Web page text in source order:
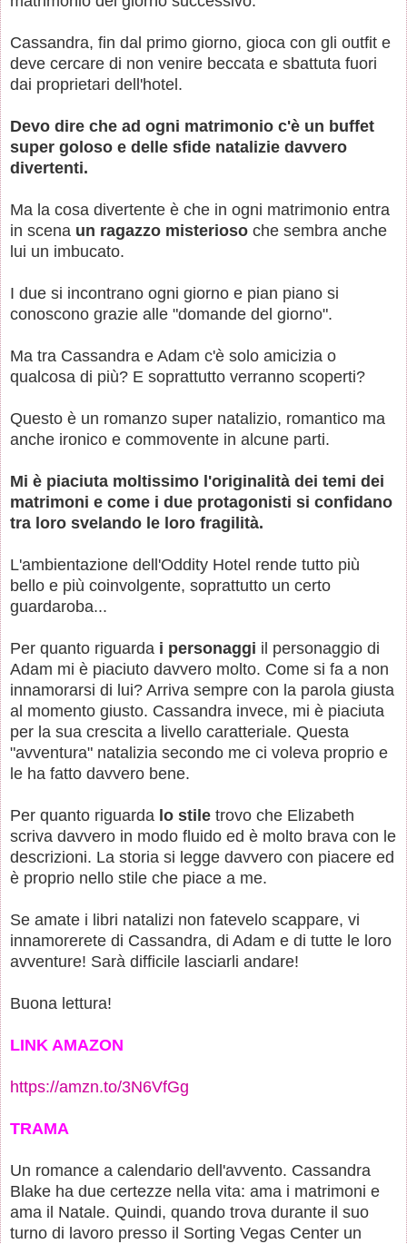
Cassandra, fin dal primo giorno, gioca con gli outfit e
deve cercare di non venire beccata e sbattuta fuori
dai proprietari dell'hotel.
Devo dire che ad ogni matrimonio c'è un buffet
super goloso e delle sfide natalizie davvero
divertenti.
Ma la cosa divertente è che in ogni matrimonio entra
in scena un ragazzo misterioso che sembra anche
lui un imbucato.
I due si incontrano ogni giorno e pian piano si
conoscono grazie alle "domande del giorno".
Ma tra Cassandra e Adam c'è solo amicizia o
qualcosa di più? E soprattutto verranno scoperti?
Questo è un romanzo super natalizio, romantico ma
anche ironico e commovente in alcune parti.
Mi è piaciuta moltissimo l'originalità dei temi dei
matrimoni e come i due protagonisti si confidano
tra loro svelando le loro fragilità.
L'ambientazione dell'Oddity Hotel rende tutto più
bello e più coinvolgente, soprattutto un certo
guardaroba...
Per quanto riguarda i personaggi il personaggio di
Adam mi è piaciuto davvero molto. Come si fa a non
innamorarsi di lui? Arriva sempre con la parola giusta
al momento giusto. Cassandra invece, mi è piaciuta
per la sua crescita a livello caratteriale. Questa
"avventura" natalizia secondo me ci voleva proprio e
le ha fatto davvero bene.
Per quanto riguarda lo stile trovo che Elizabeth
scriva davvero in modo fluido ed è molto brava con le
descrizioni. La storia si legge davvero con piacere ed
è proprio nello stile che piace a me.
Se amate i libri natalizi non fatevelo scappare, vi
innamorerete di Cassandra, di Adam e di tutte le loro
avventure! Sarà difficile lasciarli andare!
Buona lettura!
LINK AMAZON
https://amzn.to/3N6VfGg
TRAMA
Un romance a calendario dell'avvento. Cassandra
Blake ha due certezze nella vita: ama i matrimoni e
ama il Natale. Quindi, quando trova durante il suo
turno di lavoro presso il Sorting Vegas Center un